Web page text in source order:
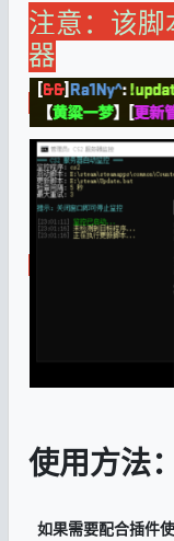
注意：该
器
使用方法：
如果需要配合插件